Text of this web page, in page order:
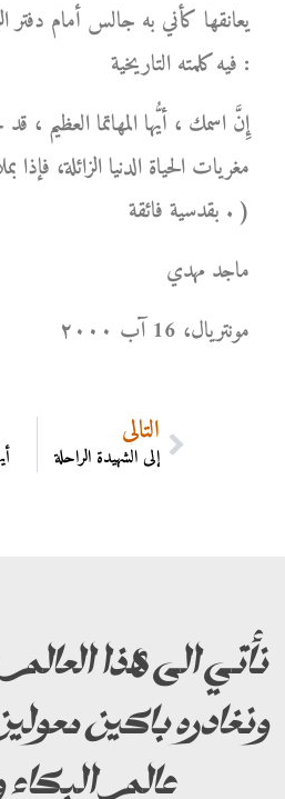
يعانقها كأني به جالس أمام دفتر
فيه كلمته التاريخية :
إِنَّ اسمك ، أيُّها المهاتما العظيم
مغريات الحياة الدنيا الزائلة،
بقدسية فائقة . )
ماجد مهدي
مونتریال، 16 آب ۲۰۰۰
التالي
إلى الشهيدة الراحلة
نأتي الى هذا
ونغادره باكين
عالم البكاء